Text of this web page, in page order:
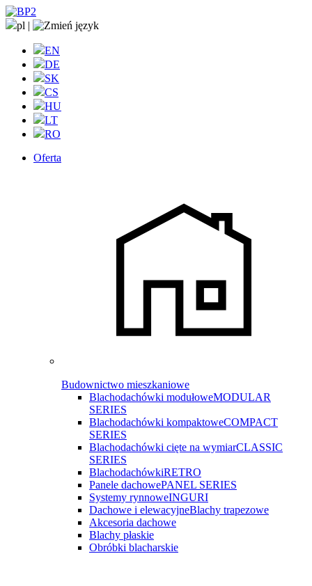
pl |
EN
DE
SK
CS
HU
LT
RO
Oferta
Budownictwo mieszkaniowe
Blachodachówki modułoweMODULAR
SERIES
Blachodachówki kompaktoweCOMPACT
SERIES
Blachodachówki cięte na wymiarCLASSIC
SERIES
BlachodachówkiRETRO
Panele dachowePANEL SERIES
Systemy rynnoweINGURI
Dachowe i elewacyjneBlachy trapezowe
Akcesoria dachowe
Blachy płaskie
Obróbki blacharskie